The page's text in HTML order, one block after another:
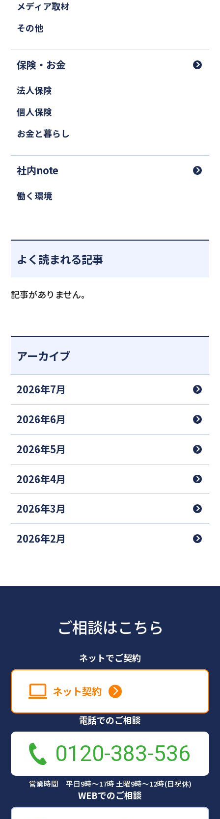
メディア取材
その他
保険・お金
法人保険
個人保険
お金と暮らし
社内note
働く環境
よく読まれる記事
記事がありません。
アーカイブ
2026年7月
2026年6月
2026年5月
2026年4月
2026年3月
2026年2月
ご相談はこちら
ネットでご契約
ネット契約
電話でのご相談
0120-383-536
営業時間 平日9時～17時 土曜9時～12時(日祝休)
WEBでのご相談